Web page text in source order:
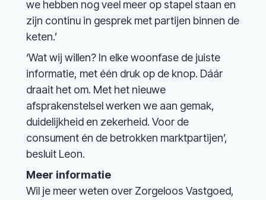
we hebben nog veel meer op stapel staan en
zijn continu in gesprek met partijen binnen de
keten.’
‘Wat wij willen? In elke woonfase de juiste
informatie, met één druk op de knop. Dáár
draait het om. Met het nieuwe
afsprakenstelsel werken we aan gemak,
duidelijkheid en zekerheid. Voor de
consument én de betrokken marktpartijen’,
besluit Leon.
Meer informatie
Wil je meer weten over Zorgeloos Vastgoed,